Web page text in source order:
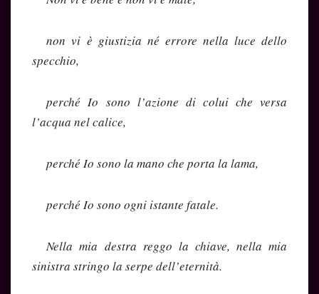
non vi è giustizia né errore nella luce dello
specchio,
perché Io sono l’azione di colui che versa
l’acqua nel calice,
perché Io sono la mano che porta la lama,
perché Io sono ogni istante fatale.
Nella mia destra reggo la chiave, nella mia
sinistra stringo la serpe dell’eternità.